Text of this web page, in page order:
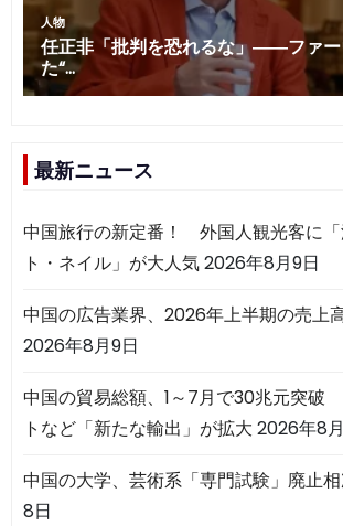
最新ニュース
中国旅行の新定番！ 外国人観光客に「
ト・ネイル」が大人気2026年8月9日
中国の広告業界、2026年上半期の売上
2026年8月9日
中国の貿易総額、1～7月で30兆元突破
トなど「新たな輸出」が拡大 2026年8
中国の大学、芸術系「専門試験」廃止
8日